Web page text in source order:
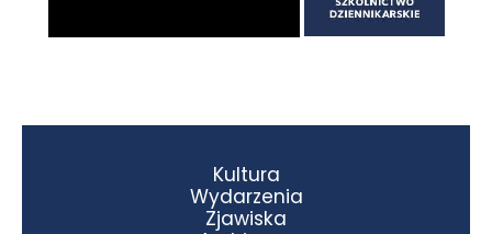
Kultura
Wydarzenia
Zjawiska